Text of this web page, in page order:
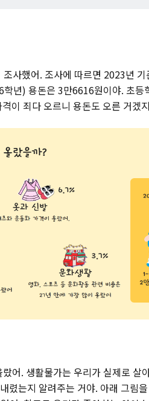
사했어. 조사에 따르면 2023년
년) 용돈은 3만6616원이야. 초등
이 죄다 오르니 용돈도 오른 거겠
어. 생활물가는 우리가 실제로 살
렸는지 알려주는 거야. 아래 그림